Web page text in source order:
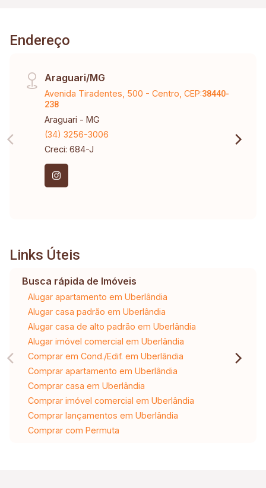
Endereço
Araguari/MG
Avenida Tiradentes, 500 - Centro, CEP:38440-
238
Araguari - MG
(34) 3256-3006
Creci: 684-J
Links Úteis
Busca rápida de Imóveis
Alugar apartamento em Uberlândia
Alugar casa padrão em Uberlândia
Alugar casa de alto padrão em Uberlândia
Alugar imóvel comercial em Uberlândia
Comprar em Cond./Edif. em Uberlândia
Comprar apartamento em Uberlândia
Comprar casa em Uberlândia
Comprar imóvel comercial em Uberlândia
Comprar lançamentos em Uberlândia
Comprar com Permuta